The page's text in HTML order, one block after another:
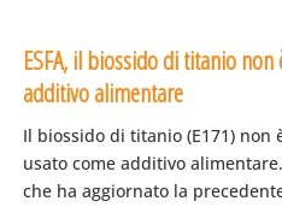
ESFA, il biossido di titanio
additivo alimentare
Il biossido di titanio (E171) non
usato come additivo
che ha aggiornato la